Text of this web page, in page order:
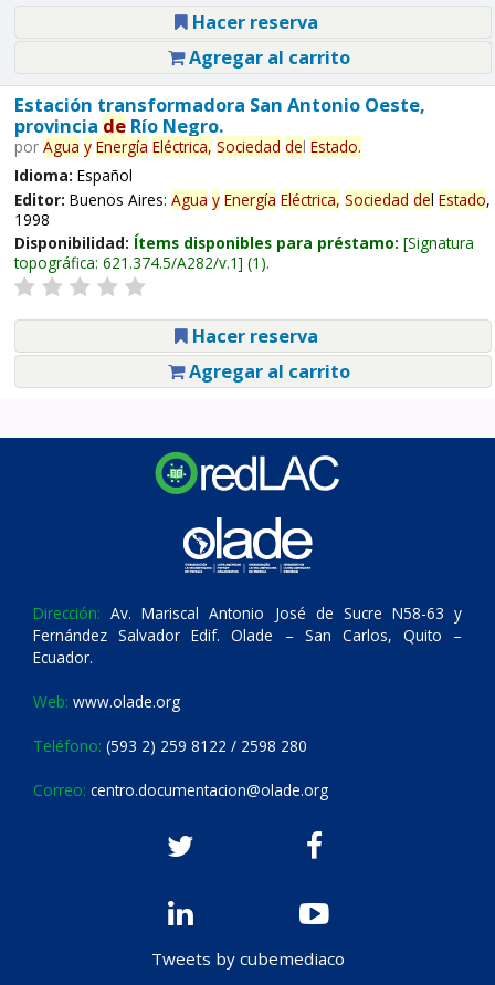
Hacer reserva
Agregar al carrito
Estación transformadora San Antonio Oeste,
provincia deRío Negro.
por Agua y Energía Eléctrica, Sociedad del Estado.
Idioma: Español
Editor: Buenos Aires: Agua y Energía Eléctrica, Sociedad del Estado,
1998
Disponibilidad: Ítems disponibles para préstamo: Signatura
topográfica: 621.374.5/A282/v.1 (1).
Hacer reserva
Agregar al carrito
Dirección: Av. Mariscal Antonio José de Sucre N58-63 y
Fernández Salvador Edif. Olade – San Carlos, Quito –
Ecuador.
Web: www.olade.org
Teléfono: (593 2) 259 8122 / 2598 280
Correo: centro.documentacion@olade.org
Tweets by cubemediaco